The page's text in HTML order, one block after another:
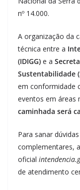
nº 14.000.
A organização da
técnica entre a
(IDIGG) e a
Sustentabilidade
em conformidade
eventos em áreas
caminhada será
Para sanar
complementares,
oficial
de atendimento